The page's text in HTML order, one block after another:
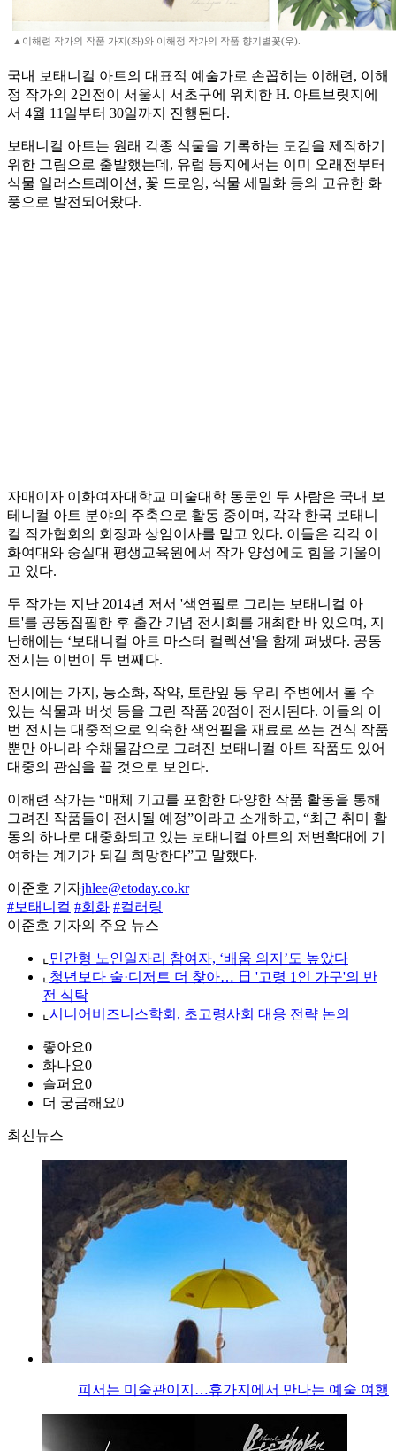
▲이해련 작가의 작품 가지(좌)와 이해정 작가의 작품 향기별꽃(우).
국내 보태니컬 아트의 대표적 예술가로 손꼽히는 이해련, 이해
정 작가의 2인전이 서울시 서초구에 위치한 H. 아트브릿지에
서 4월 11일부터 30일까지 진행된다.
보태니컬 아트는 원래 각종 식물을 기록하는 도감을 제작하기
위한 그림으로 출발했는데, 유럽 등지에서는 이미 오래전부터
식물 일러스트레이션, 꽃 드로잉, 식물 세밀화 등의 고유한 화
풍으로 발전되어왔다.
자매이자 이화여자대학교 미술대학 동문인 두 사람은 국내 보
테니컬 아트 분야의 주축으로 활동 중이며, 각각 한국 보태니
컬 작가협회의 회장과 상임이사를 맡고 있다. 이들은 각각 이
화여대와 숭실대 평생교육원에서 작가 양성에도 힘을 기울이
고 있다.
두 작가는 지난 2014년 저서 '색연필로 그리는 보태니컬 아
트'를 공동집필한 후 출간 기념 전시회를 개최한 바 있으며, 지
난해에는 ‘보태니컬 아트 마스터 컬렉션'을 함께 펴냈다. 공동
전시는 이번이 두 번째다.
전시에는 가지, 능소화, 작약, 토란잎 등 우리 주변에서 볼 수
있는 식물과 버섯 등을 그린 작품 20점이 전시된다. 이들의 이
번 전시는 대중적으로 익숙한 색연필을 재료로 쓰는 건식 작품
뿐만 아니라 수채물감으로 그려진 보태니컬 아트 작품도 있어
대중의 관심을 끌 것으로 보인다.
이해련 작가는 “매체 기고를 포함한 다양한 작품 활동을 통해
그려진 작품들이 전시될 예정”이라고 소개하고, “최근 취미 활
동의 하나로 대중화되고 있는 보태니컬 아트의 저변확대에 기
여하는 계기가 되길 희망한다”고 말했다.
이준호 기자jhlee@etoday.co.kr
#보태니컬 #회화 #컬러링
이준호 기자의 주요 뉴스
⌞ 민간형 노인일자리 참여자, ‘배움 의지’도 높았다
⌞ 청년보다 술·디저트 더 찾아… 日 '고령 1인 가구'의 반
전 식탁
⌞ 시니어비즈니스학회, 초고령사회 대응 전략 논의
좋아요0
화나요0
슬퍼요0
더 궁금해요0
최신뉴스
피서는 미술관이지…휴가지에서 만나는 예술 여행